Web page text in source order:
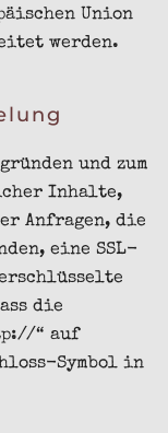
Union
werden.
und zum
Inhalte,
Anfragen, die
eine SSL-
die
“ auf
Symbol in